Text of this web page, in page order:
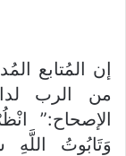
إن المُتابع
من الرب
الإصحاح:”
وَتَابُوتُ